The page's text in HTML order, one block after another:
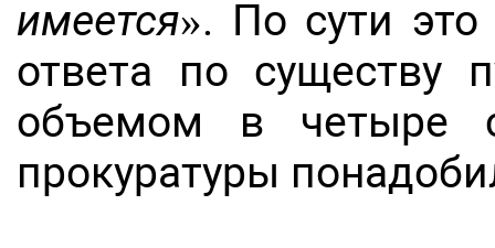
имеется». По сути
ответа по существу
объемом в четыре
прокуратуры